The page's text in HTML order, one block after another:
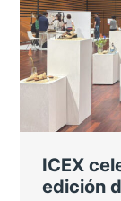
ICEX
edición